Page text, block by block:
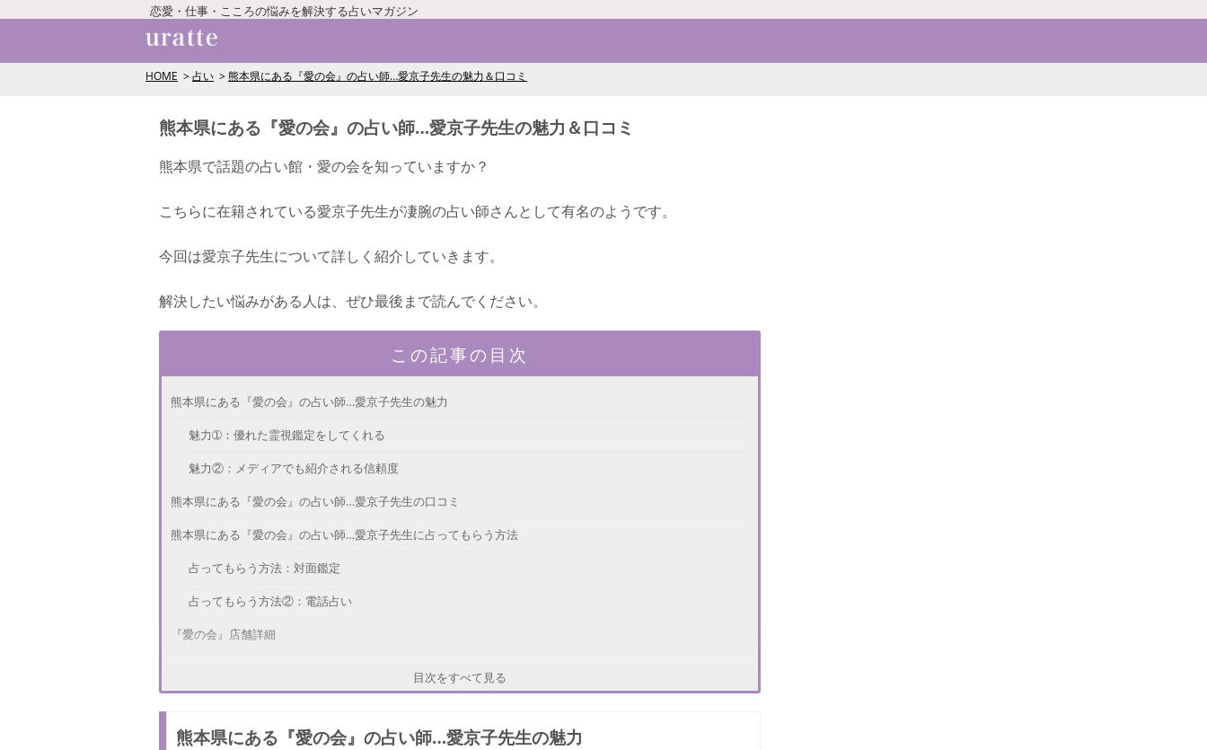
恋愛・仕事・こころの悩みを解決する占いマガジン
HOME 占い 熊本県にある『愛の会』の占い師…愛京子先生の魅力＆口コミ
熊本県にある『愛の会』の占い師…愛京子先生の魅力＆口コミ
熊本県で話題の占い館・愛の会を知っていますか？
こちらに在籍されている愛京子先生が凄腕の占い師さんとして有名のようです。
今回は愛京子先生について詳しく紹介していきます。
解決したい悩みがある人は、ぜひ最後まで読んでください。
この記事の目次
熊本県にある『愛の会』の占い師…愛京子先生の魅力
魅力➀：優れた霊視鑑定をしてくれる
魅力②：メディアでも紹介される信頼度
熊本県にある『愛の会』の占い師…愛京子先生の口コミ
熊本県にある『愛の会』の占い師…愛京子先生に占ってもらう方法
占ってもらう方法：対面鑑定
占ってもらう方法②：電話占い
『愛の会』店舗詳細
目次をすべて見る
熊本県にある『愛の会』の占い師…愛京子先生の魅力